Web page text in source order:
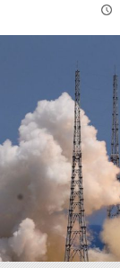
トップページ
研究員
研究所概要
設立趣意書
お問い合わせ